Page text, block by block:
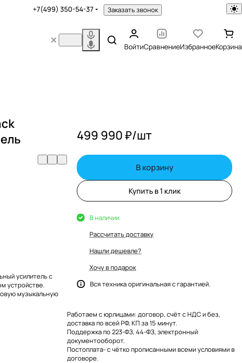
+7(499) 350-54-37 Заказать звонок
ВойтиСравнениеИзбранноеКорзина
усилитель с
устройстве.
музыкальную
499 990 ₽/шт
В корзину
Купить в 1 клик
В наличии
Рассчитать доставку
Нашли дешевле?
Хочу в подарок
Вся техника оригинальная с гарантией.
Работаем с юрлицами: договор, счёт с НДС и без,
доставка по всей РФ, КП за 15 минут.
Поддержка по 223-ФЗ, 44-ФЗ, электронный
документооборот.
Постоплата- с чётко прописанными всеми условиями в
договоре.